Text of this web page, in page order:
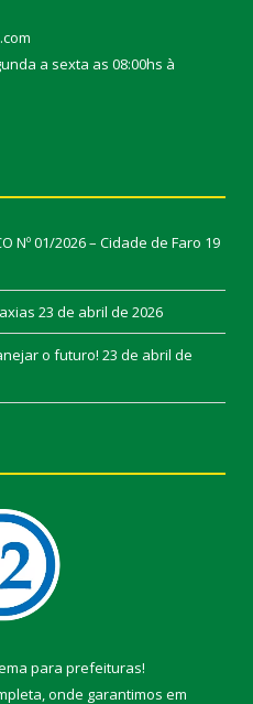
a sexta as 08:00hs à
Nº 01/2026 – Cidade de Faro 19
23 de abril de 2026
o futuro! 23 de abril de
para prefeituras!
onde garantimos em